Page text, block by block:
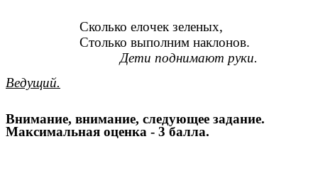
Сколько елочек зеленых,
Столько выполним наклонов.
Дети поднимают руки.
Ведущий.
Внимание, внимание, следующее задание.
Максимальная оценка - 3 балла.